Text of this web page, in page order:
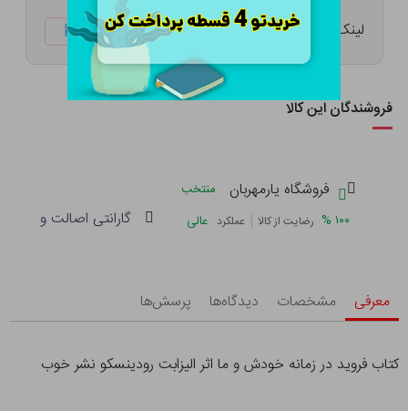
لینک کوتاه: ketabtala.com/sbp-33176
فروشندگان این کالا
فروشگاه یارمهربان
منتخب
۱۰۰ % رضایت از کالا | عملکرد عالی گارانتی اصالت و
معرفی مشخصات دیدگاه‌ها پرسش‌ها
کتاب فروید در زمانه خودش و ما اثر الیزابت رودینسکو نشر خوب